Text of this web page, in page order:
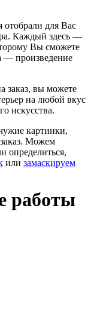
отобрали для Вас
Каждый здесь —
Вы сможете
— произведение
заказ, вы можете
на любой вкус
искусства.
картинки,
Можем
определиться,
или замаскируем
работы